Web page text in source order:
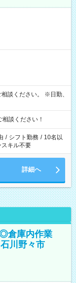
談ください！
/ シフト勤務 / 10名以
スキル不要
詳細へ
倉庫内作業
川野々市